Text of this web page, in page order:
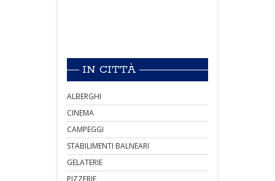
IN CITTÀ
ALBERGHI
CINEMA
CAMPEGGI
STABILIMENTI BALNEARI
GELATERIE
PIZZERIE